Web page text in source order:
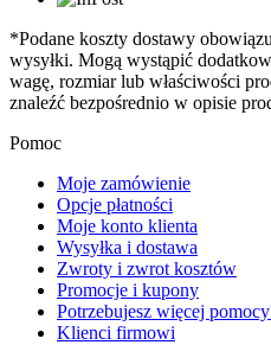
*Podane koszty dostawy
wysyłki. Mogą wystąpić
wagę, rozmiar lub właściwości
znaleźć bezpośrednio w opisie
Pomoc
Moje zamówienie
Opcje płatności
Moje konto klienta
Wysyłka i dostawa
Zwroty i zwrot kosztów
Promocje i kupony
Potrzebujesz więcej
Klienci firmowi